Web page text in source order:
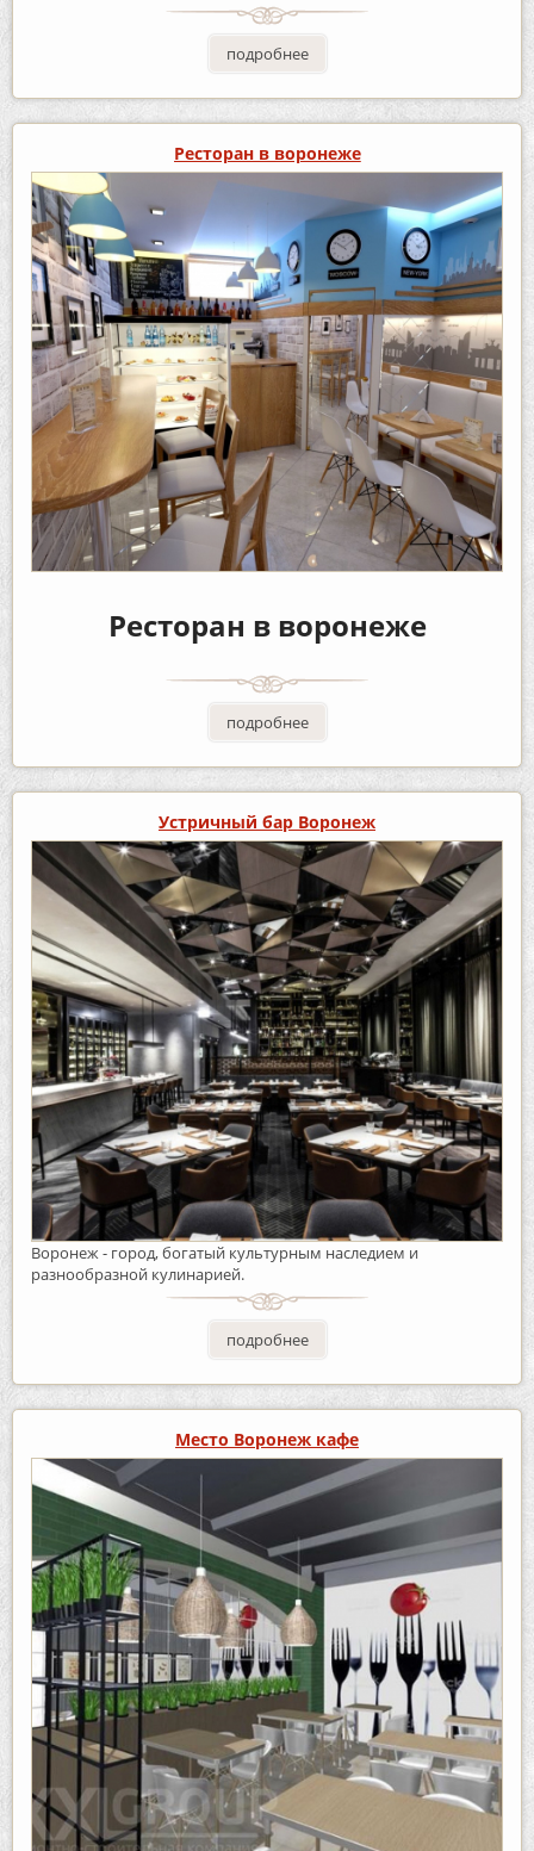
подробнее
Ресторан в воронеже
Ресторан в воронеже
подробнее
Устричный бар Воронеж
Воронеж - город, богатый культурным наследием и
разнообразной кулинарией.
подробнее
Место Воронеж кафе